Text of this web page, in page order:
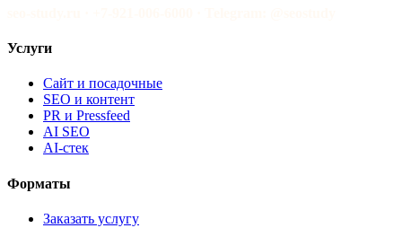
Услуги
Сайт и посадочные
SEO и контент
PR и Pressfeed
AI SEO
AI-стек
Форматы
Заказать услугу